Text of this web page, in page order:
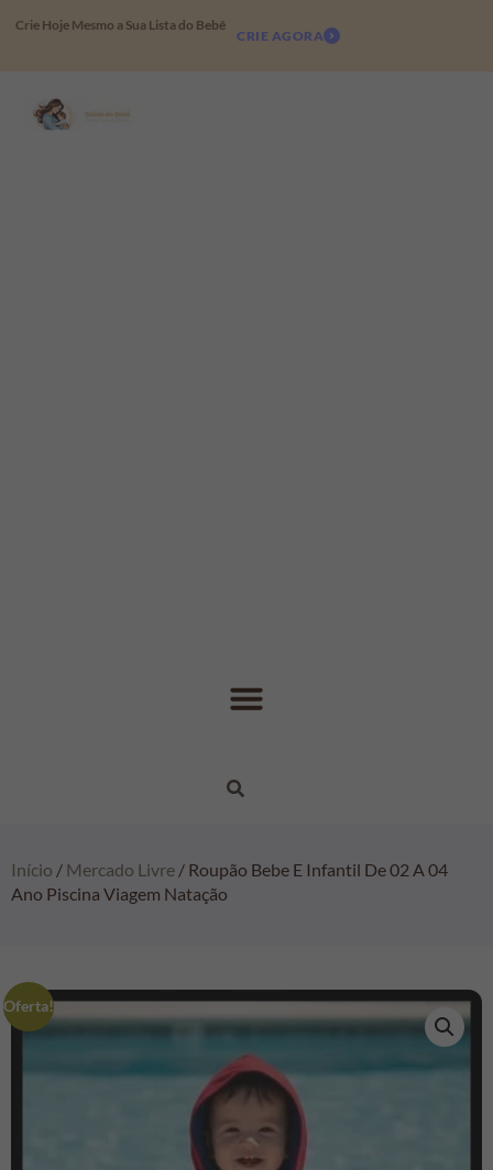
Crie Hoje Mesmo a Sua Lista do Bebê
CRIE AGORA
Início / Mercado Livre / Roupão Bebe E Infantil De 02 A 04
Ano Piscina Viagem Natação
Oferta!